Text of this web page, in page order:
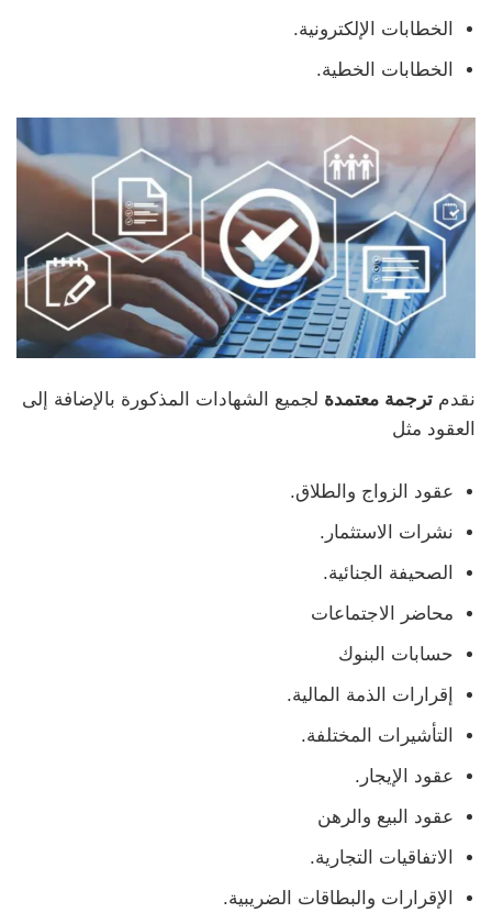
الخطابات الإلكترونية.
الخطابات الخطية.
نقدم ترجمة معتمدة لجميع الشهادات المذكورة بالإضافة إلى
العقود مثل
عقود الزواج والطلاق.
نشرات الاستثمار.
الصحيفة الجنائية.
محاضر الاجتماعات
حسابات البنوك
إقرارات الذمة المالية.
التأشيرات المختلفة.
عقود الإيجار.
عقود البيع والرهن
الاتفاقيات التجارية.
الإقرارات والبطاقات الضريبية.